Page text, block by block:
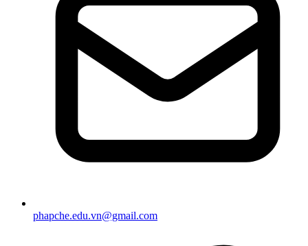
phapche.edu.vn@gmail.com